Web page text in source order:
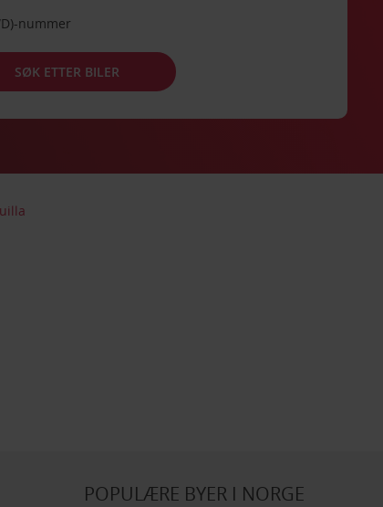
nummer
SØK ETTER BILER
POPULÆRE BYER I NORGE